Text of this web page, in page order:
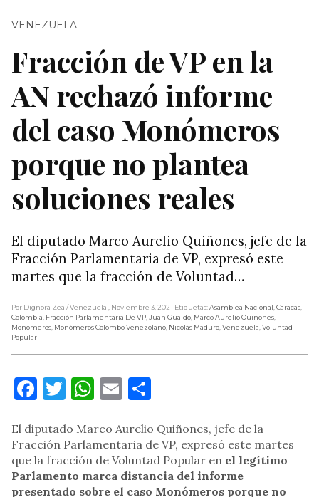
VENEZUELA
Fracción de VP en la
AN rechazó informe
del caso Monómeros
porque no plantea
soluciones reales
El diputado Marco Aurelio Quiñones, jefe de la
Fracción Parlamentaria de VP, expresó este
martes que la fracción de Voluntad…
Por Dignora Zea / Venezuela , Noviembre 3, 2021 Etiquetas:Asamblea Nacional,Caracas,
Colombia, Fracción Parlamentaria De VP,Juan Guaidó, Marco Aurelio Quiñones,
Monómeros, Monómeros Colombo Venezolano, Nicolás Maduro,Venezuela,Voluntad
Popular
Facebook
Twitter
WhatsApp
Email
El diputado Marco Aurelio Quiñones, jefe de la
Fracción Parlamentaria de VP, expresó este martes
que la fracción de Voluntad Popular en el legítimo
Parlamento marca distancia del informe
presentado sobre el caso Monómeros porque no